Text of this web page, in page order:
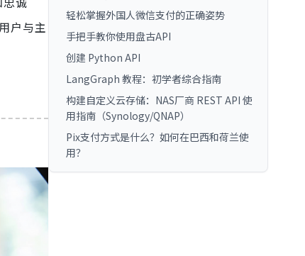
户与主
轻松掌握外国人微信支付的正确姿势
手把手教你使用盘古API
创建 Python API
LangGraph 教程：初学者综合指南
构建自定义云存储：NAS厂商 REST API 使
用指南（Synology/QNAP）
Pix支付方式是什么？如何在巴西和荷兰使
用？